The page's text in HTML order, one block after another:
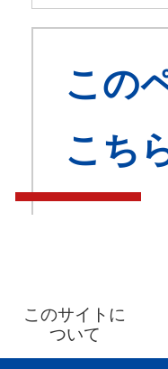
この
こち
このサイトに
ついて